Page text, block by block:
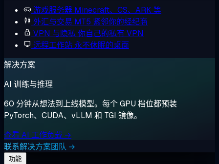
游戏服务器 Minecraft、CS、ARK 等
外汇与交易 MT5 紧邻你的经纪商
VPN 与隐私 你自己的私有 VPN
远程工作站 永不休眠的桌面
解决方案
AI 训练与推理
60 分钟从想法到上线模型。每个 GPU 档位都预装
PyTorch、CUDA、vLLM 和 TGI 镜像。
查看 AI 工作负载 →
联系解决方案团队 →